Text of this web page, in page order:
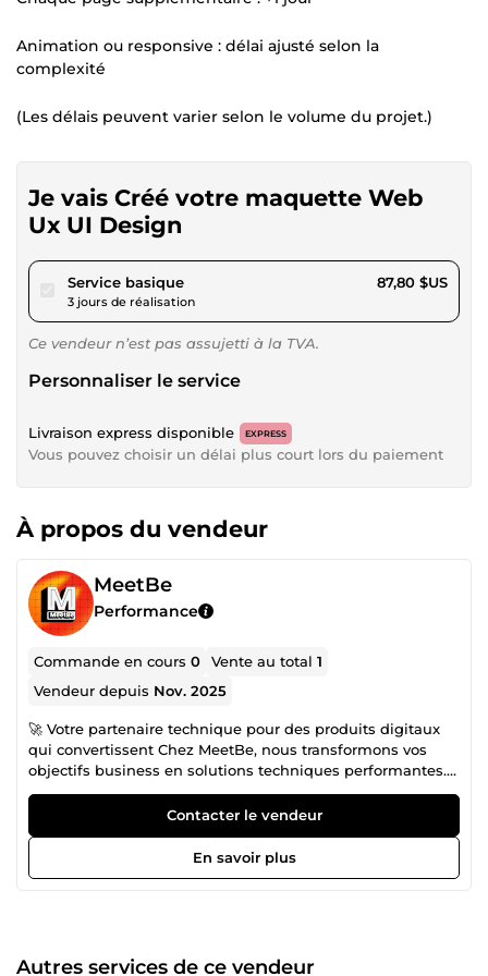
Animation ou responsive : délai ajusté selon la
complexité
(Les délais peuvent varier selon le volume du projet.)
Je vais Créé votre maquette Web
Ux UI Design
Service basiquepour 80,92 $US
3 jours de réalisation
87,80 $US
Ce vendeur n’est pas assujetti à la TVA.
Personnaliser le service
Livraison express disponible EXPRESS
Vous pouvez choisir un délai plus court lors du paiement
À propos du vendeur
MeetBe
Performance
Commande en cours0 Vente au total1
Vendeur depuis Nov. 2025
🚀 Votre partenaire technique pour des produits digitaux
qui convertissent Chez MeetBe, nous transformons vos
objectifs business en solutions techniques performantes.
Spécialistes du développement web sur mesure, nous
créons des sites web et applications optimisés pour le
SEO, la vitesse et l'expérience utilisateur. Que vous soyez
une startup, une PME ou une grande entreprise, nous
concevons des solutions digitales adaptées à vos besoins,
Développement Sur Mesure Vous cherchez un site web
Contacter le vendeur
En savoir plus
Autres services de ce vendeur